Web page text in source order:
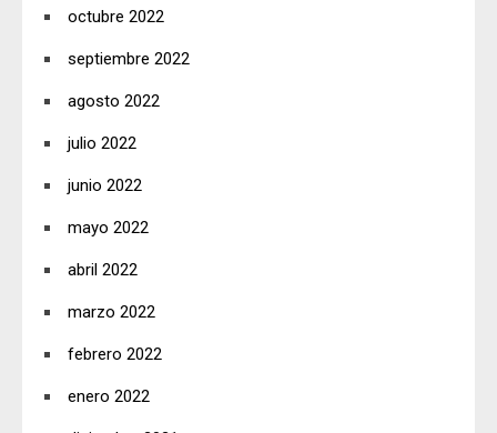
octubre 2022
septiembre 2022
agosto 2022
julio 2022
junio 2022
mayo 2022
abril 2022
marzo 2022
febrero 2022
enero 2022